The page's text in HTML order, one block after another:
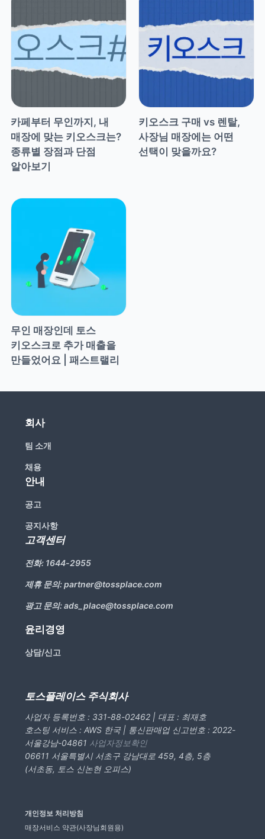
카페부터 무인까지, 내
매장에 맞는 키오스크는?
종류별 장점과 단점
알아보기
키오스크 구매 vs 렌탈,
사장님 매장에는 어떤
선택이 맞을까요?
무인 매장인데 토스
키오스크로 추가 매출을
만들었어요 | 패스트랠리
회사
팀 소개
채용
안내
공고
공지사항
고객센터
전화: 1644-2955
제휴 문의:partner@tossplace.com
광고 문의:ads_place@tossplace.com
윤리경영
상담/신고
토스플레이스 주식회사
사업자 등록번호 : 331-88-02462 | 대표 : 최재호
호스팅 서비스 : AWS 한국 | 통신판매업 신고번호 : 2022-
서울강남-04861 사업자정보확인
06611 서울특별시 서초구 강남대로 459, 4층, 5층
(서초동, 토스 신논현 오피스)
개인정보 처리방침
매장서비스 약관(사장님회원용)